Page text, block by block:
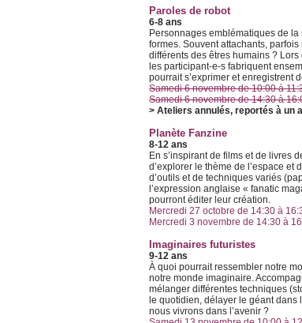
Paroles de robot
6-8 ans
Personnages emblématiques de
formes. Souvent attachants,
différents des êtres humains ?
les participant-e-s fabriquent
pourrait s’exprimer et enregistrent
Samedi 6 novembre de 10:00 à
Samedi 6 novembre de 14:30 à
> Ateliers annulés, reportés à un
Planète Fanzine
8-12 ans
En s’inspirant de films et de livres
d’explorer le thème de l’espace et
d’outils et de techniques variés
l’expression anglaise « fanatic
pourront éditer leur création.
Mercredi 27 octobre de 14:30 à
Mercredi 3 novembre de 14:30 à
Imaginaires futuristes
9-12 ans
À quoi pourrait ressembler notre
notre monde imaginaire.
mélanger différentes techniques
le quotidien, délayer le géant
nous vivrons dans l’avenir ?